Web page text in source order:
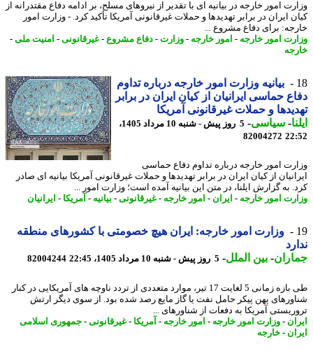
امور خارجه در بیانیه ای با تقدیر از نیروهای مسلح، بر ادامه دفاع مقتدرانه از
ایران در برابر تهدیدها و حملات غیرقانونی آمریکا تأکید کرد. - وزارت امور
برای دفاع مشروع ...
امور خارجه-امور خارجه-وزارت - دفاع مشروع- غیرقانونی-امنیت ملی -
بیانیه وزارت امور خارجه درباره تداوم
حماسی ایرانیان از کیان ایران در برابر
و حملات غیرقانونی آمریکا
-سیاسی-
5 روز پیش - شنبه 10 مرداد 1405،
82004272
امور خارجه درباره تداوم دفاع حماسی
از کیان ایران در برابر تهدیدها و حملات غیرقانونی آمریکا بیانیه ای صادر
به گزارش ایلنا، در متن این بیانیه آمده است؛ وزارت امور ...
امور خارجه-ایران - امور خارجه-غیرقانونی-بیانیه-آمریکا- ایرانیان
وزارت امور خارجه: ایران هیچ خصومتی با کشورهای منطقه
- بین الملل-5 روز پیش - شنبه 10 مرداد 1405، 22:45 82004244
طی بازه زمانی 5 لغایت 17 تیر، موارد متعددی از تردد ناوچه های آمریکایی در کنار
پهن پیکر حامل نفت یا گاز مایع رصد شده بود. از سوی دیگر ارتش
آمریکا به دفعات از شناورهای ...
- وزارت امور خارجه-امور خارجه-آمریکا- غیرقانونی-جمهوری اسلامی
- خارجه